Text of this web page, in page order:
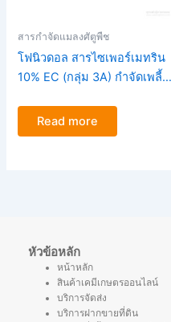
สารกำจัดแมลงศัตูพืช
โฟนิวดอล สารไซเพอร์เมทริน
10% EC (กลุ่ม 3A) กำจัดเพลี้ย
ขนาด100ซีซี
Read more
หัวข้อหลัก
หน้าหลัก
สินค้าเคมีเกษตรออนไลน์
บริการจัดส่ง
บริการฝากขายที่ดิน